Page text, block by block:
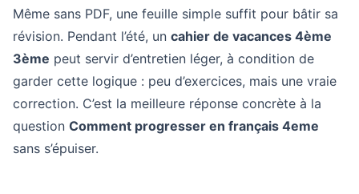
Même sans PDF, une feuille simple suffit pour bâtir sa
révision. Pendant l’été, un cahier de vacances 4ème
3ème peut servir d’entretien léger, à condition de
garder cette logique : peu d’exercices, mais une vraie
correction. C’est la meilleure réponse concrète à la
question Comment progresser en français 4eme
sans s’épuiser.